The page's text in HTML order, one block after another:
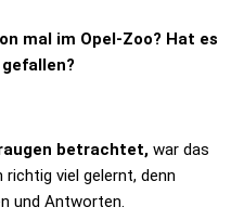
mal im Opel-Zoo? Hat es
betrachtet, war das
viel gelernt, denn
und Antworten.